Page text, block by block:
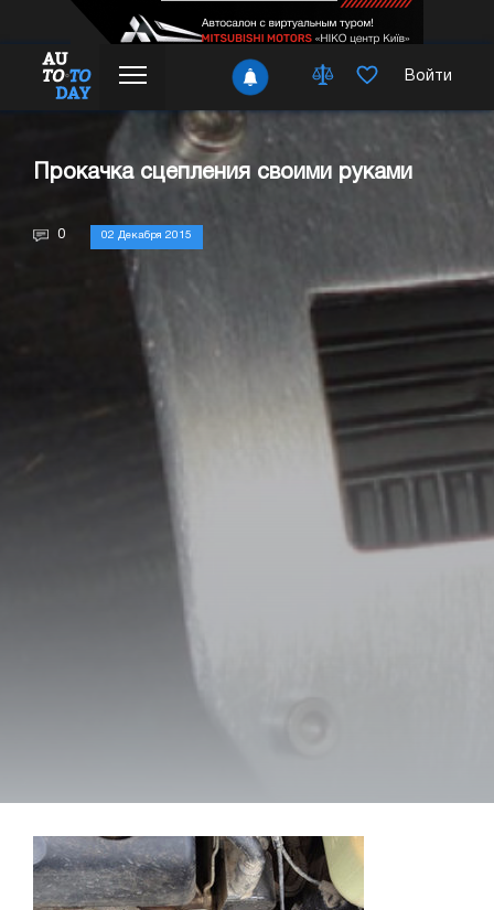
Войти
Прокачка сцепления своими руками
0 02 Декабря 2015